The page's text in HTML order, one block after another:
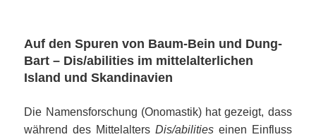
Auf den Spuren von Baum-Bein und Dung-
Bart – Dis/abilities im mittelalterlichen
Island und Skandinavien
Die Namensforschung (Onomastik) hat gezeigt, dass
während des Mittelalters Dis/abilitieseinen Einfluss